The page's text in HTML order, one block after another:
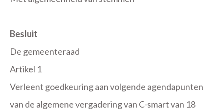
Besluit
De gemeenteraad
Artikel 1
Verleent goedkeuring aan volgende agendapunten
van de algemene vergadering van C-smart van 18